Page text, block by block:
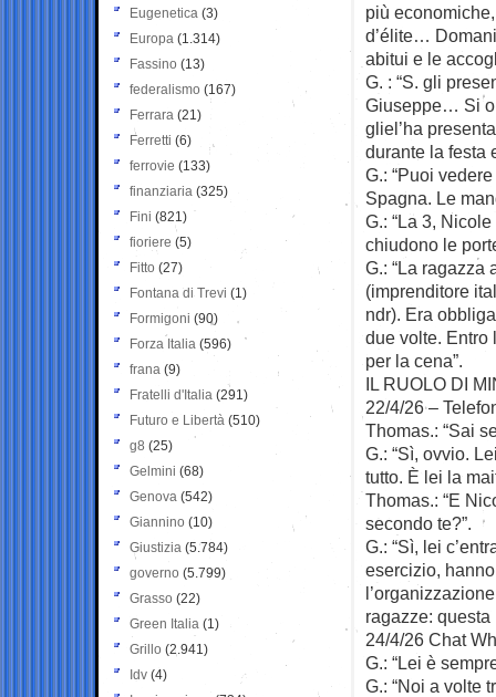
più
d’élite…
abitui e le
G. : “S. gli
Giuseppe… Si
gliel’ha
durante la festa
G.: “Puoi
Spagna. Le
G.: “La 3,
chiudono le
G.: “La ragazza
(imprenditore
ndr). Era
due volte. Entro
per la cena”.
IL RUOLO DI
22/4/26 –
Thomas.: “Sai
G.: “Sì, ovvio.
tutto. È lei la
Thomas.: “E
secondo te?”.
G.: “Sì, lei
esercizio,
ragazze:
24/4/26 Chat
G.: “Lei è
G.: “Noi a volte
Eugenetica (3)
Europa (1.314)
Fassino (13)
federalismo (167)
Ferrara (21)
Ferretti (6)
ferrovie (133)
finanziaria (325)
Fini (821)
fioriere (5)
Fitto (27)
Fontana di Trevi (1)
Formigoni (90)
Forza Italia (596)
frana (9)
Fratelli d'Italia (291)
Futuro e Libertà (510)
g8 (25)
Gelmini (68)
Genova (542)
Giannino (10)
Giustizia (5.784)
governo (5.799)
Grasso (22)
Green Italia (1)
Grillo (2.941)
Idv (4)